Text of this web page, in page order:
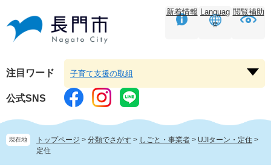
頭
す。
飛
し
本
文
へ
新着情報 Languag
e
閲覧補助
注目ワード
ー
子育て支援の取組
公式SNS
現在地 トップページ > 分類でさがす > しごと・事業者 > UJIターン・定住 >
定住